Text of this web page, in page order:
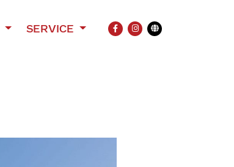
SERVICE
FACEBOOK
INSTAGRAM
Übersetzung